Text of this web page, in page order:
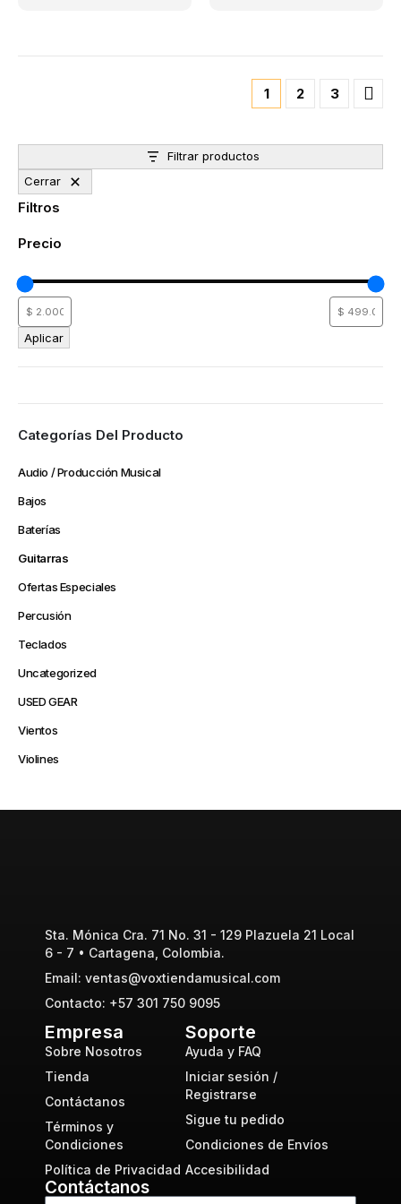
1 2 3
Filtrar productos
Cerrar
Filtros
Precio
Aplicar
Categorías Del Producto
Audio / Producción Musical
Bajos
Baterías
Guitarras
Ofertas Especiales
Percusión
Teclados
Uncategorized
USED GEAR
Vientos
Violines
Sta. Mónica Cra. 71 No. 31 - 129 Plazuela 21 Local
6 - 7 • Cartagena, Colombia.
Email: ventas@voxtiendamusical.com
Contacto: +57 301 750 9095
Empresa
Sobre Nosotros
Tienda
Contáctanos
Términos y
Condiciones
Política de Privacidad
Soporte
Ayuda y FAQ
Iniciar sesión /
Registrarse
Sigue tu pedido
Condiciones de Envíos
Accesibilidad
Contáctanos